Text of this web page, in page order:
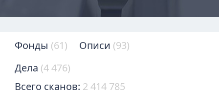
Фонды (61) Описи (93)
Дела (4 476)
Всего сканов: 2 414 785